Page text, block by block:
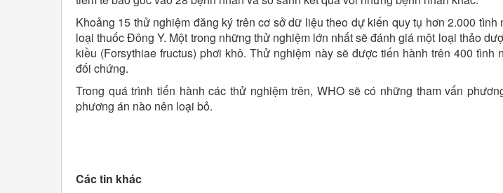
Khoảng 15 thử nghiệm đăng ký trên cơ sở dữ liệu theo dự kiến quy tụ hơn 2.000 tình
loại thuốc Đông Y. Một trong những thử nghiệm lớn nhất sẽ đánh giá một loại thảo
kiều (Forsythiae fructus) phơi khô. Thử nghiệm này sẽ được tiến hành trên 400 tình
đối chứng.
Trong quá trình tiến hành các thử nghiệm trên, WHO sẽ có những tham vấn
phương án nào nên loại bỏ.
Các tin khác